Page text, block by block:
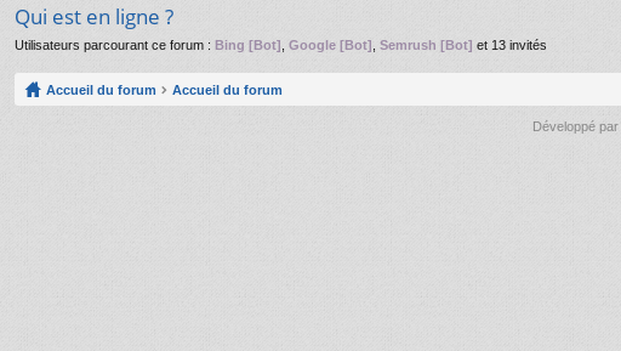
Qui est en ligne ?
Utilisateurs parcourant ce forum : Bing [Bot] Google [Bot] Semrush [Bot] et 13 invités
Accueil du forum Accueil du forum
Développé par